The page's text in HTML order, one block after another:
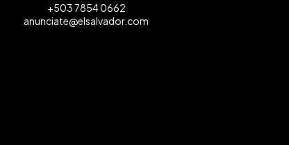
+503 7854 0662
anunciate@elsalvador.com